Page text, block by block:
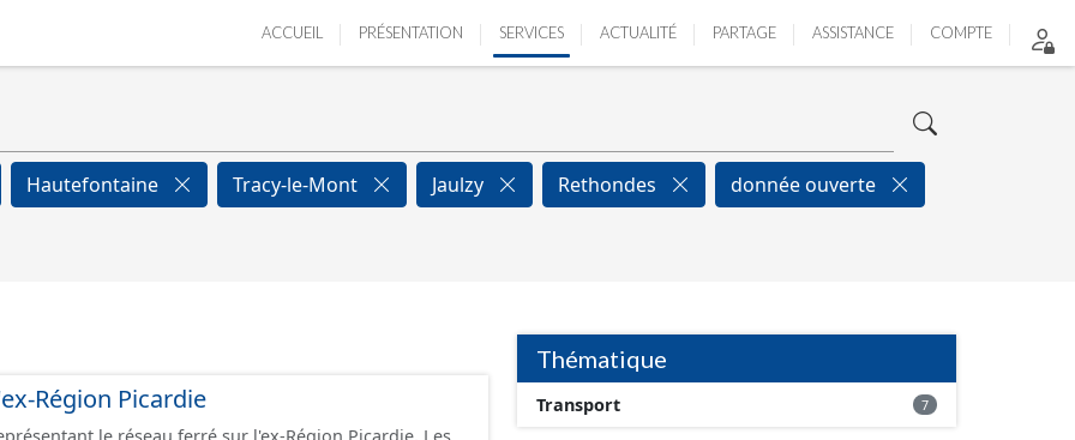
ACCUEIL PRÉSENTATION SERVICES ACTUALITÉ PARTAGE ASSISTANCE COMPTE
Hautefontaine Tracy-le-Mont Jaulzy Rethondes
donnée ouverte
Région Picardie
Thématique
Transport 7